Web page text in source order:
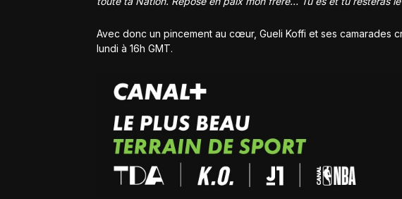
Avec donc un pincement au cœur, Gueli Koffi et ses camarades
lundi à 16h GMT.